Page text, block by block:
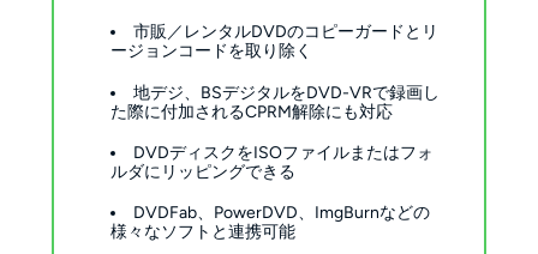
市販／レンタルDVDのコピーガードとリ
ージョンコードを取り除く
地デジ、BSデジタルをDVD-VRで録画し
た際に付加されるCPRM解除にも対応
DVDディスクをISOファイルまたはフォ
ルダにリッピングできる
DVDFab、PowerDVD、ImgBurnなどの
様々なソフトと連携可能